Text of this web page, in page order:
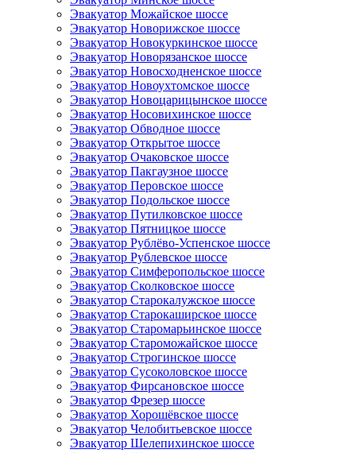
Эвакуатор Можайское шоссе
Эвакуатор Новорижское шоссе
Эвакуатор Новокуркинское шоссе
Эвакуатор Новорязанское шоссе
Эвакуатор Новосходненское шоссе
Эвакуатор Новоухтомское шоссе
Эвакуатор Новоцарицынское шоссе
Эвакуатор Носовихинское шоссе
Эвакуатор Обводное шоссе
Эвакуатор Открытое шоссе
Эвакуатор Очаковское шоссе
Эвакуатор Пакгаузное шоссе
Эвакуатор Перовское шоссе
Эвакуатор Подольское шоссе
Эвакуатор Путилковское шоссе
Эвакуатор Пятницкое шоссе
Эвакуатор Рублёво-Успенское шоссе
Эвакуатор Рублевское шоссе
Эвакуатор Симферопольское шоссе
Эвакуатор Сколковское шоссе
Эвакуатор Старокалужское шоссе
Эвакуатор Старокаширское шоссе
Эвакуатор Старомарьинское шоссе
Эвакуатор Староможайское шоссе
Эвакуатор Строгинское шоссе
Эвакуатор Сусоколовское шоссе
Эвакуатор Фирсановское шоссе
Эвакуатор Фрезер шоссе
Эвакуатор Хорошёвское шоссе
Эвакуатор Челобитьевское шоссе
Эвакуатор Шелепихинское шоссе